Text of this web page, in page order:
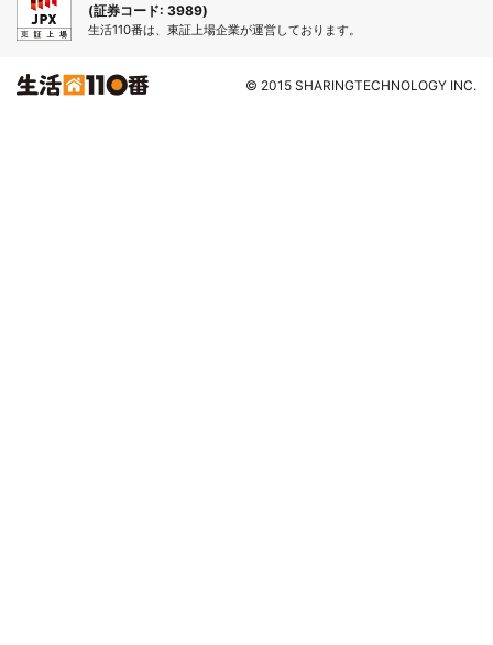
(証券コード: 3989)
生活110番は、東証上場企業が運営しております。
© 2015 SHARINGTECHNOLOGY INC.